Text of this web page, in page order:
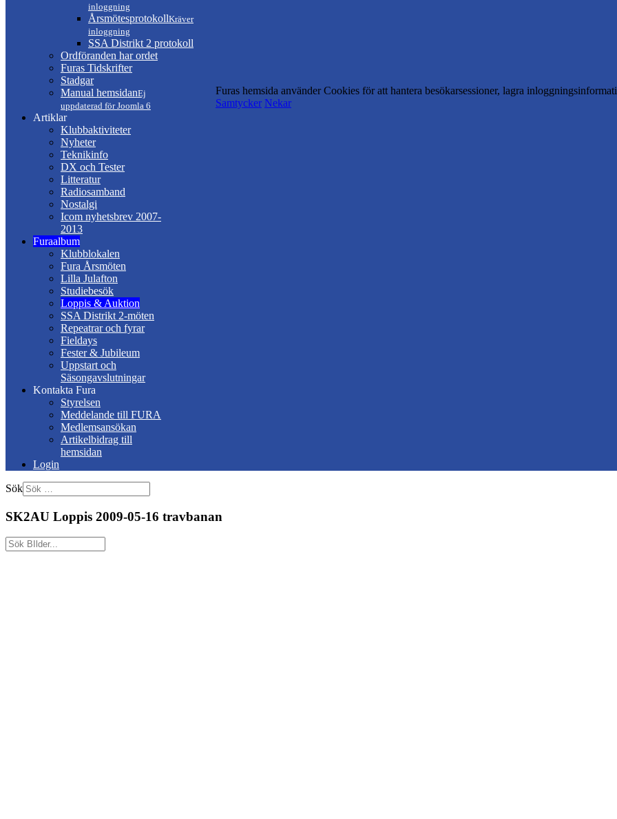
inloggning
ÅrsmötesprotokollKräver
inloggning
SSA Distrikt 2 protokoll
Ordföranden har ordet
Furas Tidskrifter
Stadgar
Manual hemsidanEj
uppdaterad för Joomla 6
Artiklar
Klubbaktiviteter
Nyheter
Teknikinfo
DX och Tester
Litteratur
Radiosamband
Nostalgi
Icom nyhetsbrev 2007-
2013
Furaalbum
Klubblokalen
Fura Årsmöten
Lilla Julafton
Studiebesök
Loppis & Auktion
SSA Distrikt 2-möten
Repeatrar och fyrar
Fieldays
Fester & Jubileum
Uppstart och
Säsongavslutningar
Kontakta Fura
Styrelsen
Meddelande till FURA
Medlemsansökan
Artikelbidrag till
hemsidan
Login
Sök
SK2AU Loppis 2009-05-16 travbanan
Furas hemsida använder Cookies för att hantera besökarsessioner, lagra
Samtycker Nekar